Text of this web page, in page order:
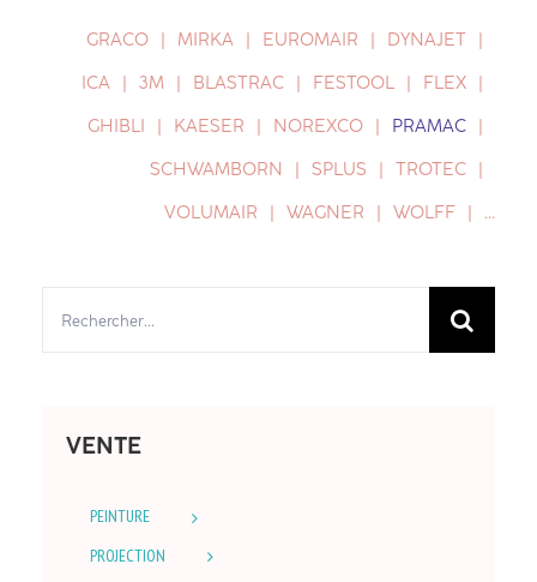
GRACO MIRKA EUROMAIR
DYNAJET
ICA
3M BLASTRAC FESTOOL
FLEX
GHIBLI
KAESER NOREXCO
PRAMAC
SCHWAMBORN
SPLUS
TROTEC
VOLUMAIR
WAGNER WOLFF …
VENTE
PEINTURE
PROJECTION